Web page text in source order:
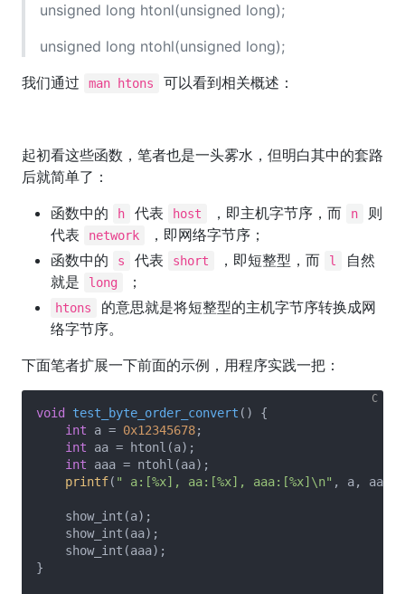
unsigned long htonl(unsigned long);
unsigned long ntohl(unsigned long);
我们通过
man htons 可以看到相关概述：
起初看这些函数，笔者也是一头雾水，但明白其中的套路
后就简单了：
函数中的
h 代表 host ，即主机字节序，而 n
则
代表
network
，即网络字节序；
函数中的
s 代表 short ，即短整型，而 l
自然
就是
long ；
htons
的意思就是将短整型的主机字节序转换成网
络字节序。
下面笔者扩展一下前面的示例，用程序实践一把：
void test_byte_order_convert ()
{
int a = 0x12345678;
int aa = htonl(a);
int aaa = ntohl(aa);
printf( " a:[%x], aa:[%x], aaa:[%x]\n" , a, aa,
    show_int(a);
    show_int(aa);
    show_int(aaa);
}